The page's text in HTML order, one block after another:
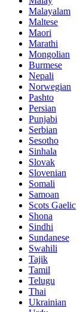
Malayalam
Maltese
Maori
Marathi
Mongolian
Burmese
Nepali
Norwegian
Pashto
Persian
Punjabi
Serbian
Sesotho
Sinhala
Slovak
Slovenian
Somali
Samoan
Scots Gaelic
Shona
Sindhi
Sundanese
Swahili
Tajik
Tamil
Telugu
Thai
Ukrainian